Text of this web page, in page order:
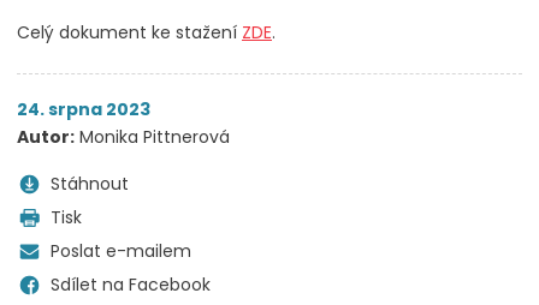
Celý dokument ke stažení ZDE.
24. srpna 2023
Autor: Monika Pittnerová
Stáhnout
Tisk
Poslat e-mailem
Sdílet na Facebook